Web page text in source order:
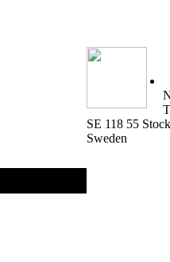
SE 118 55
Sweden